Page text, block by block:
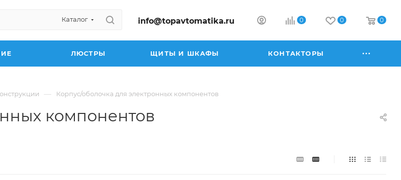
Каталог info@topavtomatika.ru 0 0 0
ЛЮСТРЫ ЩИТЫ И ШКАФЫ КОНТАКТОРЫ
— Корпус/оболочка для электронных компонентов
компонентов